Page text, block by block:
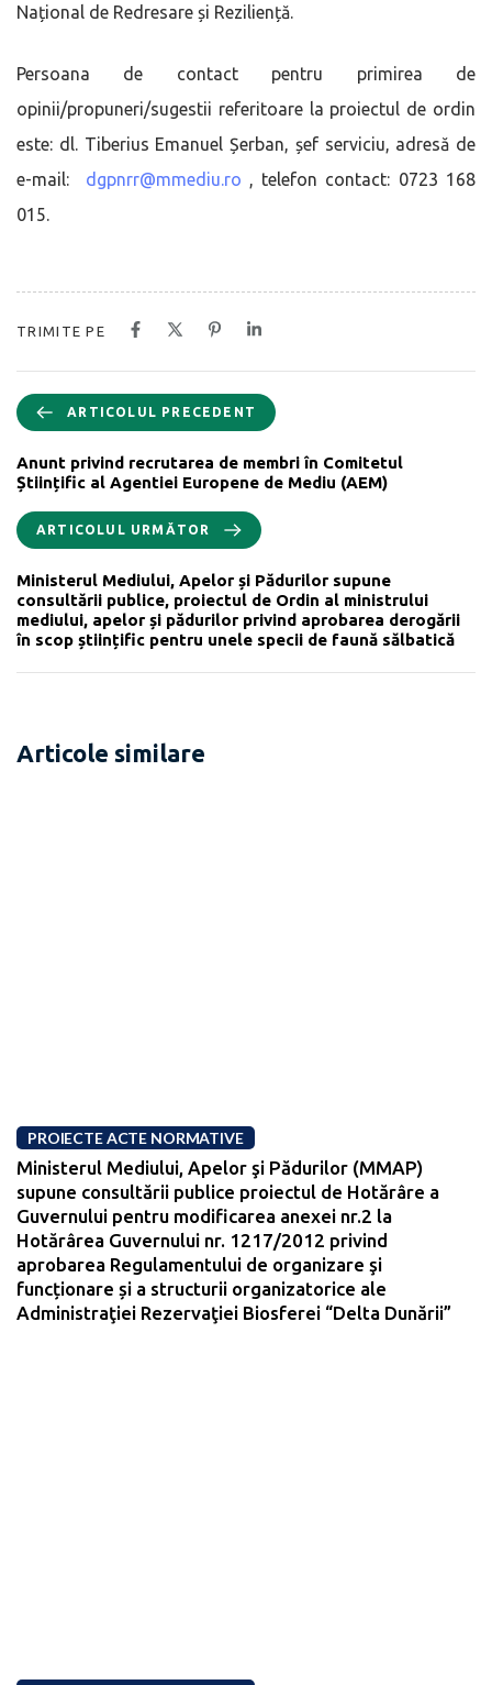
Național de Redresare și Reziliență.
Persoana de contact pentru primirea de
opinii/propuneri/sugestii referitoare la proiectul de ordin
este: dl. Tiberius Emanuel Șerban, șef serviciu, adresă de
e-mail: dgpnrr@mmediu.ro , telefon contact: 0723 168
015.
TRIMITE PE
ARTICOLUL PRECEDENT
Anunt privind recrutarea de membri în Comitetul
Științific al Agentiei Europene de Mediu (AEM)
ARTICOLUL URMĂTOR
Ministerul Mediului, Apelor și Pădurilor supune
consultării publice, proiectul de Ordin al ministrului
mediului, apelor și pădurilor privind aprobarea derogării
în scop științific pentru unele specii de faună sălbatică
Articole similare
PROIECTE ACTE NORMATIVE
Ministerul Mediului, Apelor şi Pădurilor (MMAP)
supune consultării publice proiectul de Hotărâre a
Guvernului pentru modificarea anexei nr.2 la
Hotărârea Guvernului nr. 1217/2012 privind
aprobarea Regulamentului de organizare şi
funcționare și a structurii organizatorice ale
Administraţiei Rezervaţiei Biosferei “Delta Dunării”